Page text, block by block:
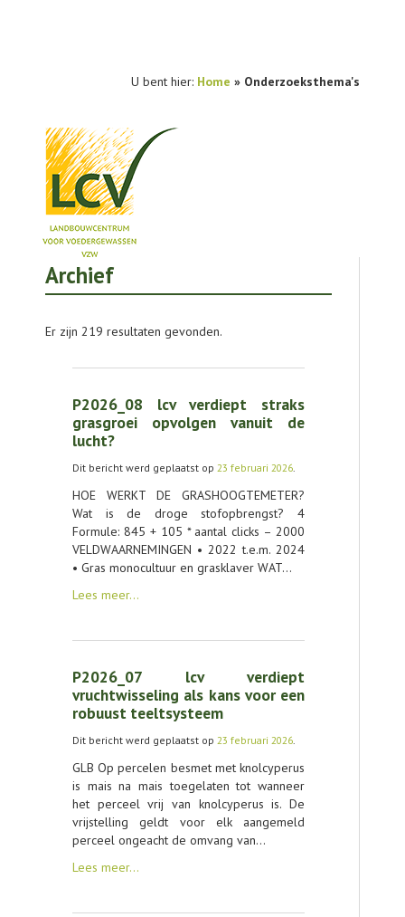
U bent hier: Home » Onderzoeksthema's
NIEUWS
AGENDA
CONTACT
Archief
Er zijn 219 resultaten gevonden.
P2026_08 lcv verdiept straks
grasgroei opvolgen vanuit de
lucht?
Dit bericht werd geplaatst op 23 februari 2026.
HOE WERKT DE GRASHOOGTEMETER?
Wat is de droge stofopbrengst? 4
Formule: 845 + 105 * aantal clicks – 2000
VELDWAARNEMINGEN • 2022 t.e.m. 2024
• Gras monocultuur en grasklaver WAT…
Lees meer…
P2026_07 lcv verdiept
vruchtwisseling als kans voor een
robuust teeltsysteem
Dit bericht werd geplaatst op 23 februari 2026.
GLB Op percelen besmet met knolcyperus
is mais na mais toegelaten tot wanneer
het perceel vrij van knolcyperus is. De
vrijstelling geldt voor elk aangemeld
perceel ongeacht de omvang van…
Lees meer…